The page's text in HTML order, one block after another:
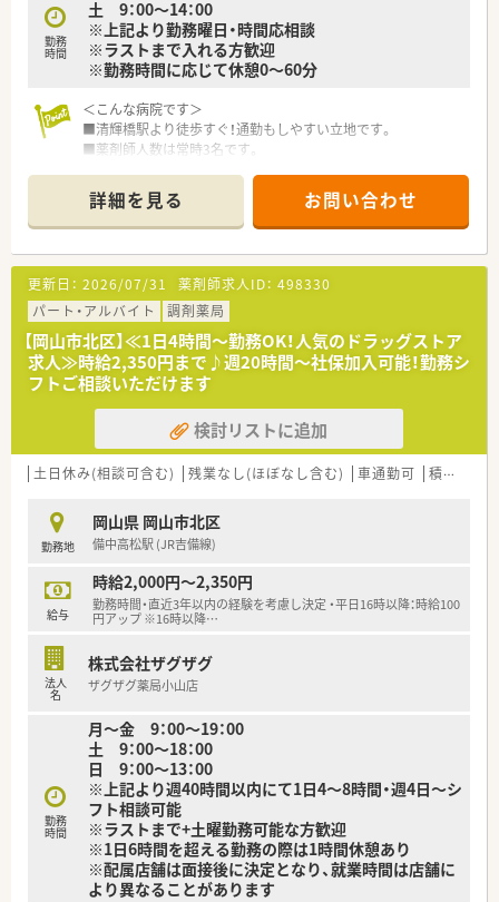
■ライフスタイルに合わせて長期的にご勤務したい方。
■チームワークの良い職場なのでコミュニケーションを大切に
されたい方にもおすすめ。
加をとられています。
＜こんな方におすすめ＞
■平日のみ勤務を希望される方
勤務
時間
土 9：00～14：00
※上記より勤務曜日・時間応相談
※ラストまで入れる方歓迎
※勤務時間に応じて休憩0～60分
＜こんな病院です＞
■清輝橋駅より徒歩すぐ！通勤もしやすい立地です。
■薬剤師人数は常時3名です。
立しながらご勤務可能です♪
＜業務内容＞
■調剤、監査、服薬指導、注射薬調合業務など
＜研修制度＞
■現場の先輩薬剤師より指導を受けて頂きます。
＜法人特徴＞
■岡山市中心部に位置する慢性期型の中小病院です。
患者様層が高齢のため、外来からみとりまでされており業務は
多岐に渡ります。
■教育面では階層別の研修を採用されており、医療従事者が社会
人としても活躍できる職場を目指されています。
■ライフスタイルに合わせて長く働きたい方
■プライベートも重視しつつ、メリハリをつけて勤務したい方
詳細を見る お問い合わせ
更新日： 2026/07/31 薬剤師求人ID： 498330
パート・アルバイト
調剤薬局
【岡山市北区】≪1日4時間～勤務OK！人気のドラッグストア
求人≫時給2,350円まで♪週20時間～社保加入可能！勤務シ
フトご相談いただけます
検討リストに追加
土日休み(相談可含む) 残業なし(ほぼなし含む) 車通勤可 積雪なし
勤務地
岡山県 岡山市北区
備中高松駅 (JR吉備線)
給与
時給2,000円～2,350円
勤務時間・直近3年以内の経験を考慮し決定 ・平日16時以降：時給100
円アップ ※16時以降…
法人
名
株式会社ザグザグ
ザグザグ薬局小山店
勤務
時間
月～金 9：00～19：00
土 9：00～18：00
日 9：00～13：00
※上記より週40時間以内にて1日4～8時間・週4日～シ
フト相談可能
※ラストまで+土曜勤務可能な方歓迎
※1日6時間を超える勤務の際は1時間休憩あり
※配属店舗は面接後に決定となり、就業時間は店舗に
より異なることがあります